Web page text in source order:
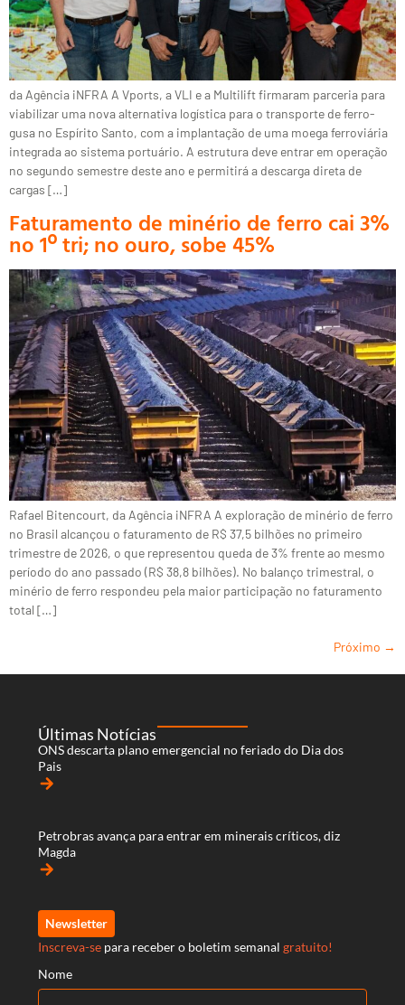
da Agência iNFRA A Vports, a VLI e a Multilift firmaram parceria para
viabilizar uma nova alternativa logística para o transporte de ferro-
gusa no Espírito Santo, com a implantação de uma moega ferroviária
integrada ao sistema portuário. A estrutura deve entrar em operação
no segundo semestre deste ano e permitirá a descarga direta de
cargas […]
Faturamento de minério de ferro cai 3%
no 1º tri; no ouro, sobe 45%
Rafael Bitencourt, da Agência iNFRA A exploração de minério de ferro
no Brasil alcançou o faturamento de R$ 37,5 bilhões no primeiro
trimestre de 2026, o que representou queda de 3% frente ao mesmo
período do ano passado (R$ 38,8 bilhões). No balanço trimestral, o
minério de ferro respondeu pela maior participação no faturamento
total […]
Próximo →
Últimas Notícias
ONS descarta plano emergencial no feriado do Dia dos
Pais
arrow_forward
Petrobras avança para entrar em minerais críticos, diz
Magda
arrow_forward
Newsletter
Inscreva-se para receber o boletim semanal gratuito!
Nome